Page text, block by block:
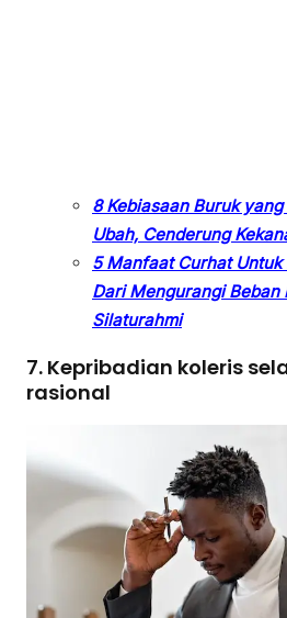
8 Kebiasaan Buruk
Ubah, Cenderung
5 Manfaat Curhat
Dari Mengurangi Beban
Silaturahmi
7. Kepribadian koleris
rasional